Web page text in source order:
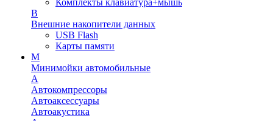
Комплекты клавиатура+мышь
В
Внешние накопители данных
USB Flash
Карты памяти
М
Минимойки автомобильные
А
Автокомпрессоры
Автоаксессуары
Автоакустика